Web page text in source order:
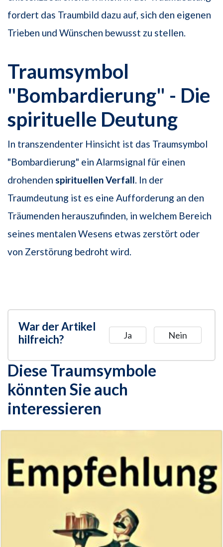
fordert das Traumbild dazu auf, sich den eigenen
Trieben und Wünschen bewusst zu stellen.
Traumsymbol
"Bombardierung" - Die
spirituelle Deutung
In transzendenter Hinsicht ist das Traumsymbol
"Bombardierung" ein Alarmsignal für einen
drohenden spirituellen Verfall. In der
Traumdeutung ist es eine Aufforderung an den
Träumenden herauszufinden, in welchem Bereich
seines mentalen Wesens etwas zerstört oder
von Zerstörung bedroht wird.
War der Artikel
hilfreich?
Ja Nein
Diese Traumsymbole
könnten Sie auch
interessieren